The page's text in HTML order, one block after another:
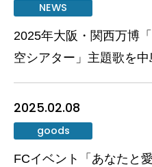
NEWS
2025年大阪・関西万博
空シアター」主題歌を中
2025.02.08
goods
FCイベント「あなたと